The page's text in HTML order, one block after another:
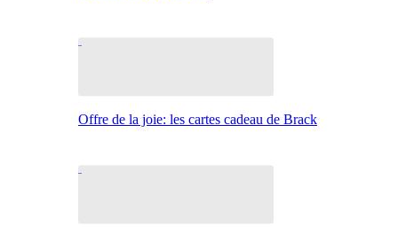
Offre de la joie: les cartes cadeau de Brack